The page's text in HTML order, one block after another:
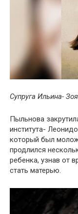
Супруга Ильина-
Пыльнова
института-
который был
продлился
ребенка, узнав от
стать матерью.